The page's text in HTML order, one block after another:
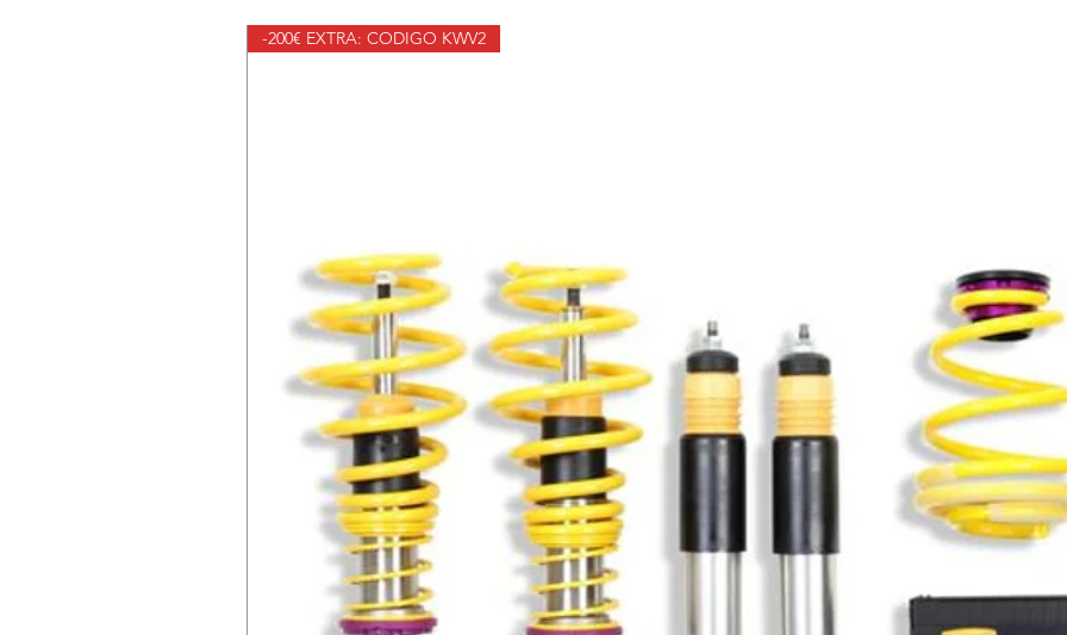
-200€ EXTRA: CODIGO KWV2